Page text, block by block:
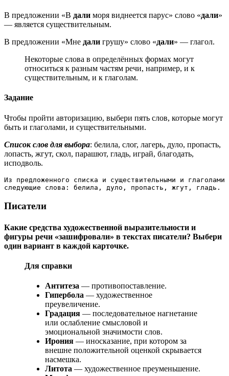
В предложении «В дали моря виднеется парус» слово «дали»
— является существительным.
В предложении «Мне дали грушу» слово «дали» — глагол.
Некоторые слова в определённых формах могут
относиться к разным частям речи, например, и к
существительным, и к глаголам.
Задание
Чтобы пройти авторизацию, выбери пять слов, которые могут
быть и глаголами, и существительными.
Список слов для выбора: белила, слог, лагерь, дуло, пропасть,
лопасть, жгут, скол, парашют, гладь, играй, благодать,
исподволь.
Из предложенного списка и существительными и
следующие слова: белила, дуло, пропасть, жгут, гладь.
Писатели
Какие средства художественной выразительности и
фигуры речи «зашифровали» в текстах писатели? Выбери
один вариант в каждой карточке.
Для справки
Антитеза — противопоставление.
Гипербола — художественное
преувеличение.
Градация — последовательное нагнетание
или ослабление смысловой и
эмоциональной значимости слов.
Ирония — иносказание, при котором за
внешне положительной оценкой скрывается
насмешка.
Литота — художественное преуменьшение.